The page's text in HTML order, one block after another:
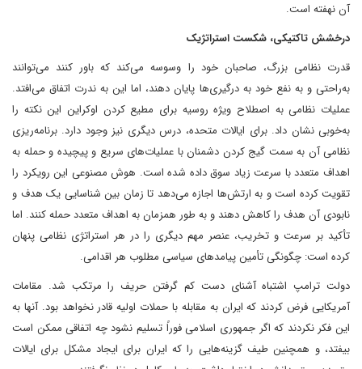
آن نهفته است.
درخشش تاکتیکی، شکست استراتژیک
قدرت نظامی بزرگ، صاحبان خود را وسوسه می‌کند که باور کنند می‌توانند
به‌راحتی و به نفع خود به درگیری‌ها پایان دهند، اما این به ندرت اتفاق می‌افتد.
عملیات نظامی به اصطلاح ویژه روسیه برای مطیع کردن اوکراین این نکته را
به‌خوبی نشان داد. برای ایالات متحده، درس دیگری نیز وجود دارد. برنامه‌ریزی
نظامی آن به سمت گیج کردن دشمنان با عملیات‌های سریع و پیچیده و حمله به
اهداف متعدد با سرعت زیاد سوق داده شده است. هوش مصنوعی این رویکرد را
تقویت کرده است و به ارتش‌ها اجازه می‌دهد تا زمان بین شناسایی یک هدف و
نابودی آن هدف را کاهش دهند و به طور همزمان به اهداف متعدد حمله کنند. اما
تأکید بر سرعت و تخریب، عنصر مهم دیگری را در هر استراتژی نظامی پنهان
کرده است: چگونگی تأمین پیامدهای سیاسی مطلوب هر اقدامی.
دولت ترامپ اشتباه آشنای دست کم گرفتن حریف را مرتکب شد. مقامات
آمریکایی فرض کردند که ایران به مقابله با حملات اولیه قادر نخواهد بود. آنها به
این فکر نکردند که اگر جمهوری اسلامی فوراً تسلیم نشود چه اتفاقی ممکن است
بیفتد، و همچنین طیف گزینه‌هایی را که ایران برای ایجاد مشکل برای ایالات